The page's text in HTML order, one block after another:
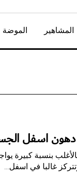
المشاهير الموضة
دهون اسفل
بنسبة كبيرة
غالبا في اسفل…